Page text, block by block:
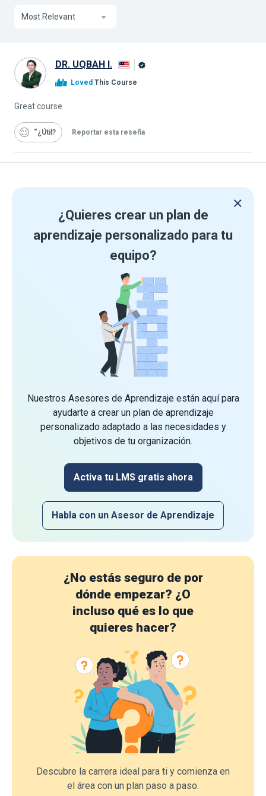
Most Relevant
DR. UQBAH I.
Loved This Course
Great course
“¿Útil Reportar esta reseña
¿Quieres crear un plan de
aprendizaje personalizado para tu
equipo?
Nuestros Asesores de Aprendizaje están aquí para
ayudarte a crear un plan de aprendizaje
personalizado adaptado a las necesidades y
objetivos de tu organización.
Activa tu LMS gratis ahora
Habla con un Asesor de Aprendizaje
¿No estás seguro de por
dónde empezar? ¿O
incluso qué es lo que
quieres hacer?
Descubre la carrera ideal para ti y comienza en
el área con un plan paso a paso.